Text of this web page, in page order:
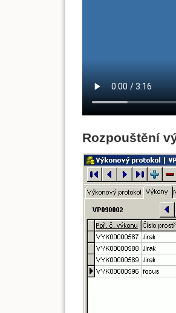
Rozpouštění